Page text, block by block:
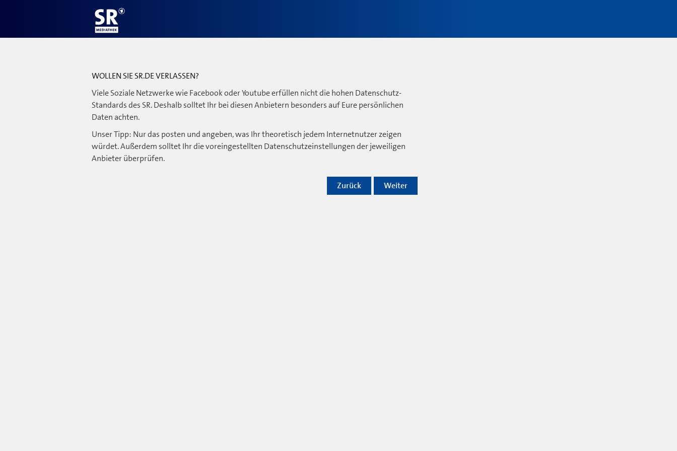
WOLLEN SIE SR.DE VERLASSEN?
Viele Soziale Netzwerke wie Facebook oder Youtube erfüllen nicht die hohen Datenschutz-
Standards des SR. Deshalb solltet Ihr bei diesen Anbietern besonders auf Eure persönlichen
Daten achten.
Unser Tipp: Nur das posten und angeben, was Ihr theoretisch jedem Internetnutzer zeigen
würdet. Außerdem solltet Ihr die voreingestellten Datenschutzeinstellungen der jeweiligen
Anbieter überprüfen.
Weiter
Zurück